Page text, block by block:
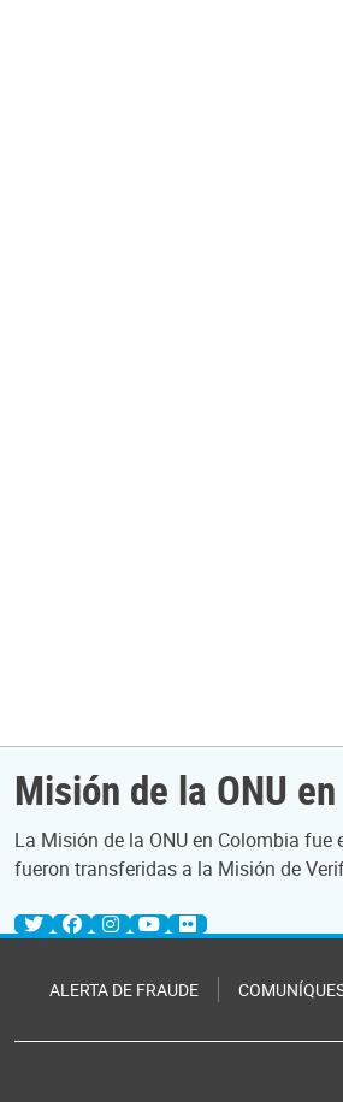
Misión de la ONU
La Misión de la ONU en Colombia
fueron transferidas a la Misión de
ALERTA DE FRAUDE